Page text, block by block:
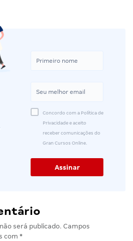
Concordo com a Política de
Privacidade e aceito
receber comunicações do
Gran Cursos Online.
será publicado. Campos
com *